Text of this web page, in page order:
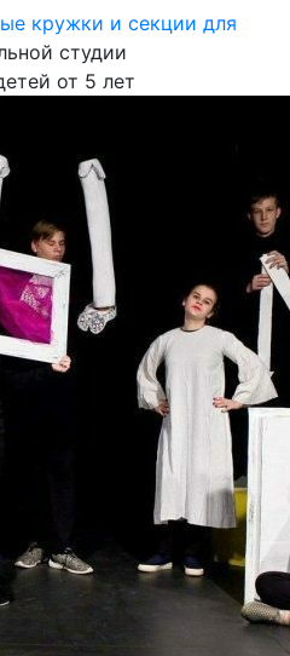
кружки и секции для
студии
от 5 лет